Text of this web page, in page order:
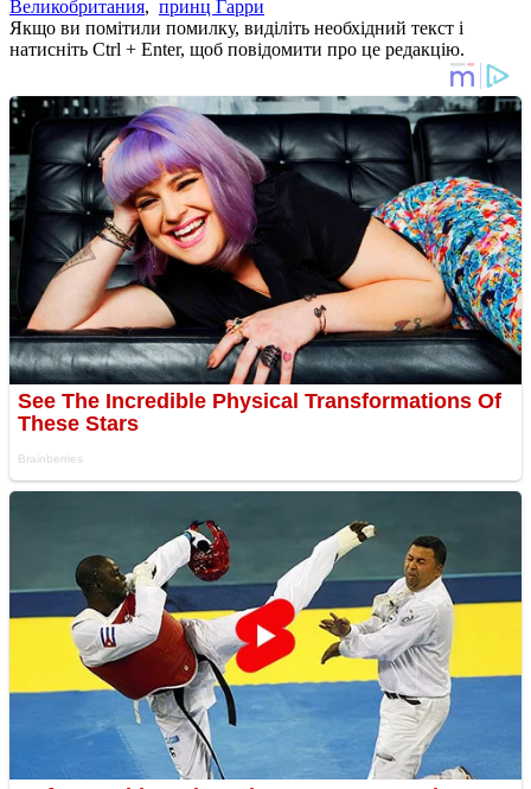
Великобритания, принц Гарри
Якщо ви помітили помилку, виділіть необхідний текст і
натисніть Ctrl + Enter, щоб повідомити про це редакцію.